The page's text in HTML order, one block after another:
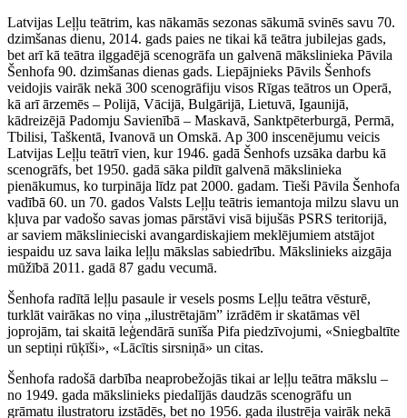
Latvijas Leļļu teātrim, kas nākamās sezonas sākumā svinēs savu 70.
dzimšanas dienu, 2014. gads paies ne tikai kā teātra jubilejas gads,
bet arī kā teātra ilggadējā scenogrāfa un galvenā mākslinieka Pāvila
Šenhofa 90. dzimšanas dienas gads. Liepājnieks Pāvils Šenhofs
veidojis vairāk nekā 300 scenogrāfiju visos Rīgas teātros un Operā,
kā arī ārzemēs – Polijā, Vācijā, Bulgārijā, Lietuvā, Igaunijā,
kādreizējā Padomju Savienībā – Maskavā, Sanktpēterburgā, Permā,
Tbilisi, Taškentā, Ivanovā un Omskā. Ap 300 inscenējumu veicis
Latvijas Leļļu teātrī vien, kur 1946. gadā Šenhofs uzsāka darbu kā
scenogrāfs, bet 1950. gadā sāka pildīt galvenā mākslinieka
pienākumus, ko turpināja līdz pat 2000. gadam. Tieši Pāvila Šenhofa
vadībā 60. un 70. gados Valsts Leļļu teātris iemantoja milzu slavu un
kļuva par vadošo savas jomas pārstāvi visā bijušās PSRS teritorijā,
ar saviem mākslinieciski avangardiskajiem meklējumiem atstājot
iespaidu uz sava laika leļļu mākslas sabiedrību. Mākslinieks aizgāja
mūžībā 2011. gadā 87 gadu vecumā.
Šenhofa radītā leļļu pasaule ir vesels posms Leļļu teātra vēsturē,
turklāt vairākas no viņa „ilustrētajām” izrādēm ir skatāmas vēl
joprojām, tai skaitā leģendārā sunīša Pifa piedzīvojumi, «Sniegbaltīte
un septiņi rūķīši», «Lācītis sirsniņā» un citas.
Šenhofa radošā darbība neaprobežojās tikai ar leļļu teātra mākslu –
no 1949. gada mākslinieks piedalījās daudzās scenogrāfu un
grāmatu ilustratoru izstādēs, bet no 1956. gada ilustrēja vairāk nekā